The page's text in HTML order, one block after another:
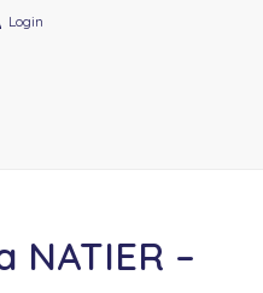
Login
NATIER –